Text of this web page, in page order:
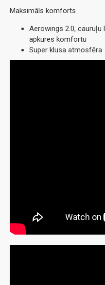
Maksimāls komforts
Aerowings 2.0,
apkures komfortu
Super klusa atmosfēra